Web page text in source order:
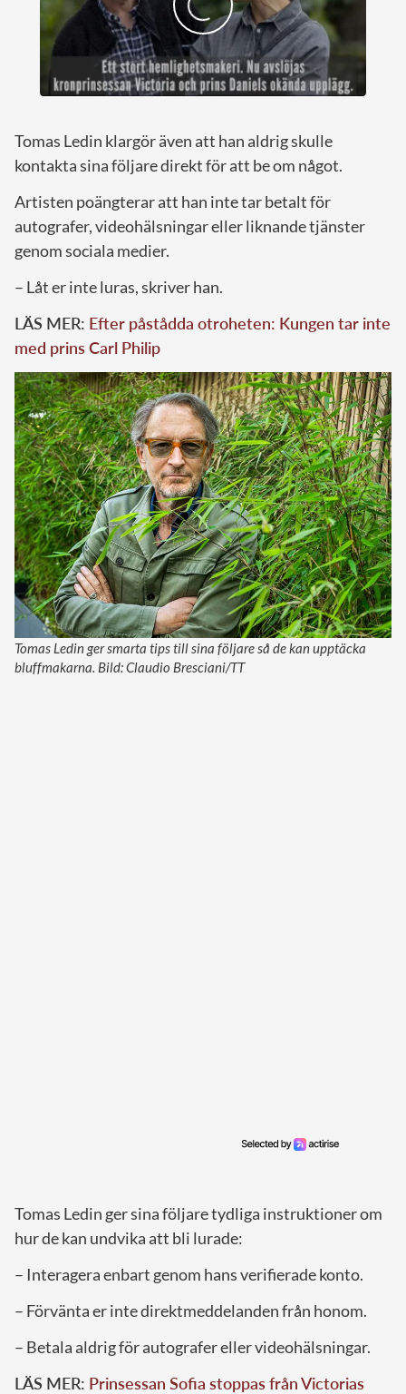
Tomas Ledin klargör även att han aldrig skulle
kontakta sina följare direkt för att be om något.
Artisten poängterar att han inte tar betalt för
autografer, videohälsningar eller liknande tjänster
genom sociala medier.
– Låt er inte luras, skriver han.
LÄS MER: Efter påstådda otroheten: Kungen tar inte
med prins Carl Philip
Tomas Ledin ger smarta tips till sina följare så de kan upptäcka
bluffmakarna. Bild: Claudio Bresciani/TT
Tomas Ledin ger sina följare tydliga instruktioner om
hur de kan undvika att bli lurade:
– Interagera enbart genom hans verifierade konto.
– Förvänta er inte direktmeddelanden från honom.
– Betala aldrig för autografer eller videohälsningar.
LÄS MER: Prinsessan Sofia stoppas från Victorias